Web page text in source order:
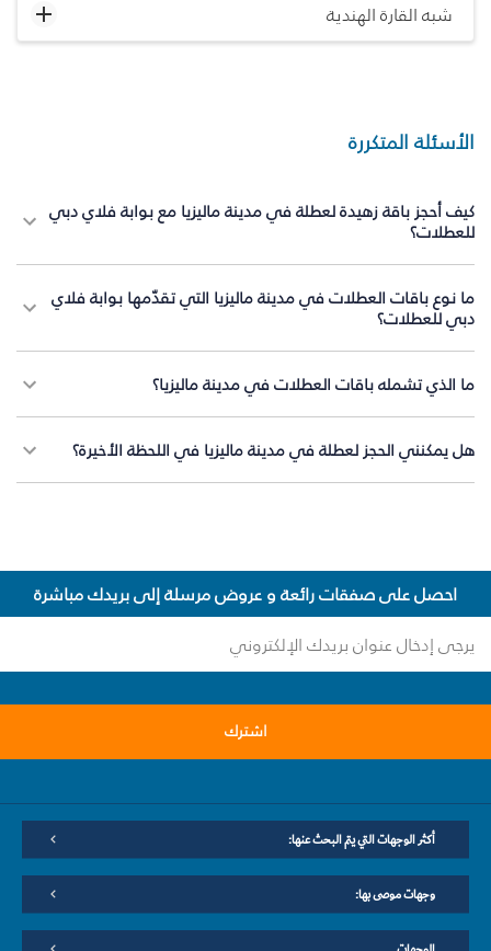
شبه القارة الهندية
الأسئلة المتكررة
كيف أحجز باقة زهيدة لعطلة في مدينة ماليزيا مع بوابة فلاي دبي
للعطلات؟
ما نوع باقات العطلات في مدينة ماليزيا التي تقدّمها بوابة فلاي
دبي للعطلات؟
ما الذي تشمله باقات العطلات في مدينة ماليزيا؟
هل يمكنني الحجز لعطلة في مدينة ماليزيا في اللحظة الأخيرة؟
احصل على صفقات رائعة و عروض مرسلة إلى بريدك مباشرة
اشترك
أكثر الوجهات التي يتم البحث عنها:
وجهات موصى بها: